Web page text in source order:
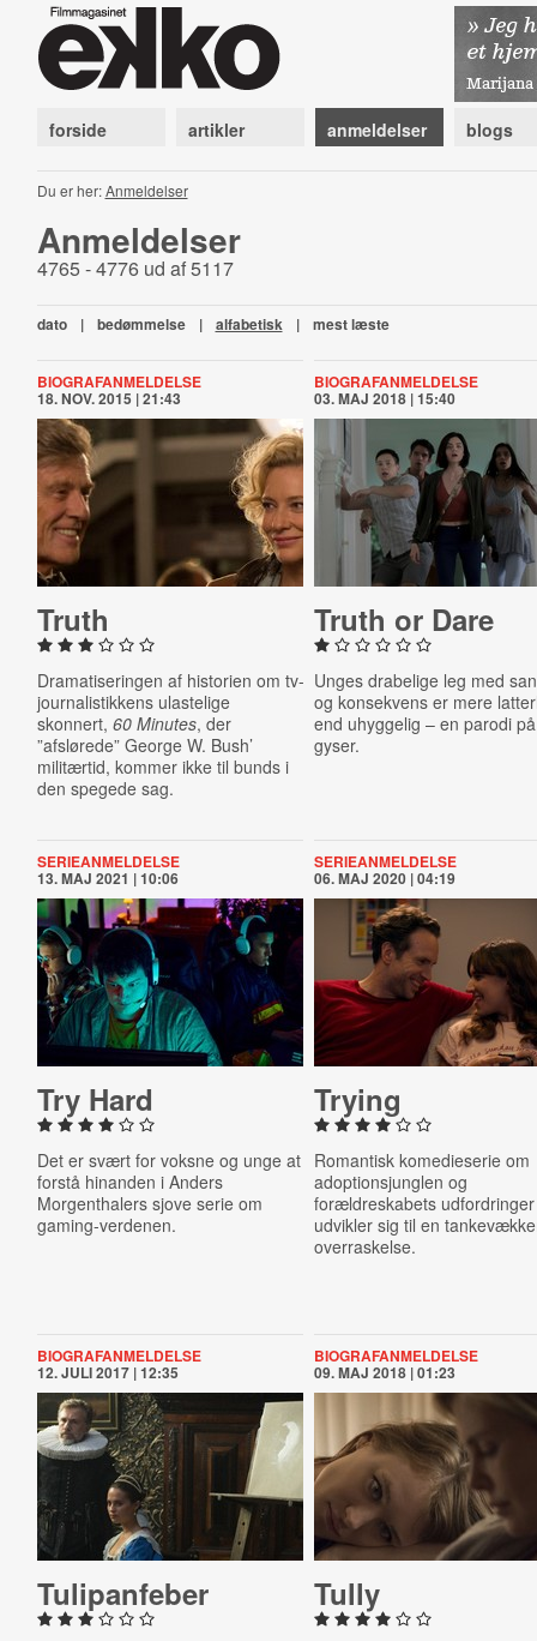
forside artikler anmeldelser blogs
Du er her:Anmeldelser
Anmeldelser
4765 - 4776 ud af 5117
dato | bedømmelse | alfabetisk | mest læste
BIOGRAFANMELDELSE
18. NOV. 2015 | 21:43
Truth
Dramatiseringen af historien om tv-
journalistikkens ulastelige
skonnert, 60 Minutes, der
”afslørede” George W. Bush’
militærtid, kommer ikke til bunds i
den spegede sag.
BIOGRAFANMELDELSE
03. MAJ 2018 | 15:40
Truth or Dare
Unges drabelige leg med
og konsekvens er mere
end uhyggelig – en parodi
gyser.
SERIEANMELDELSE
13. MAJ 2021 | 10:06
Try Hard
Det er svært for voksne og unge at
forstå hinanden i Anders
Morgenthalers sjove serie om
gaming-verdenen.
SERIEANMELDELSE
06. MAJ 2020 | 04:19
Trying
Romantisk komedieserie om
adoptionsjunglen og
forældreskabets udfordringer
udvikler sig til en
overraskelse.
BIOGRAFANMELDELSE
12. JULI 2017 | 12:35
Tuli­pan­fe­ber
BIOGRAFANMELDELSE
09. MAJ 2018 | 01:23
Tully